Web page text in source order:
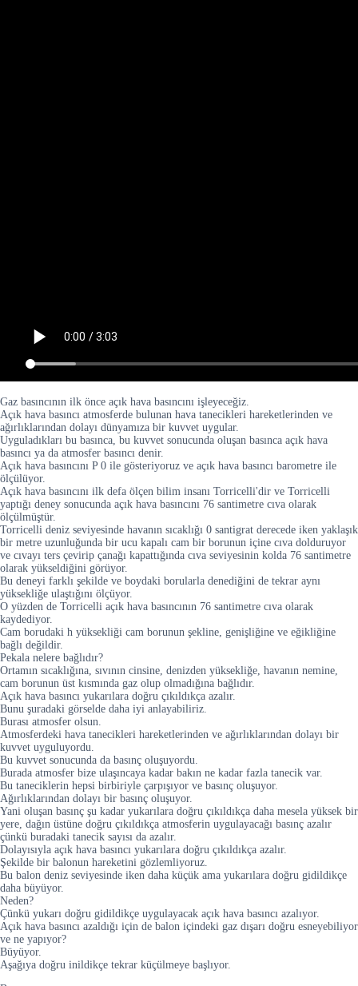
Gaz basıncının ilk önce açık hava basıncını işleyeceğiz.
Açık hava basıncı atmosferde bulunan hava tanecikleri hareketlerinden ve
ağırlıklarından dolayı dünyamıza bir kuvvet uygular.
Uyguladıkları bu basınca, bu kuvvet sonucunda oluşan basınca açık hava
basıncı ya da atmosfer basıncı denir.
Açık hava basıncını P 0 ile gösteriyoruz ve açık hava basıncı barometre ile
ölçülüyor.
Açık hava basıncını ilk defa ölçen bilim insanı Torricelli'dir ve Torricelli
yaptığı deney sonucunda açık hava basıncını 76 santimetre cıva olarak
ölçülmüştür.
Torricelli deniz seviyesinde havanın sıcaklığı 0 santigrat derecede iken yaklaşık
bir metre uzunluğunda bir ucu kapalı cam bir borunun içine cıva dolduruyor
ve cıvayı ters çevirip çanağı kapattığında cıva seviyesinin kolda 76 santimetre
olarak yükseldiğini görüyor.
Bu deneyi farklı şekilde ve boydaki borularla denediğini de tekrar aynı
yüksekliğe ulaştığını ölçüyor.
O yüzden de Torricelli açık hava basıncının 76 santimetre cıva olarak
kaydediyor.
Cam borudaki h yüksekliği cam borunun şekline, genişliğine ve eğikliğine
bağlı değildir.
Pekala nelere bağlıdır?
Ortamın sıcaklığına, sıvının cinsine, denizden yüksekliğe, havanın nemine,
cam borunun üst kısmında gaz olup olmadığına bağlıdır.
Açık hava basıncı yukarılara doğru çıkıldıkça azalır.
Bunu şuradaki görselde daha iyi anlayabiliriz.
Burası atmosfer olsun.
Atmosferdeki hava tanecikleri hareketlerinden ve ağırlıklarından dolayı bir
kuvvet uyguluyordu.
Bu kuvvet sonucunda da basınç oluşuyordu.
Burada atmosfer bize ulaşıncaya kadar bakın ne kadar fazla tanecik var.
Bu taneciklerin hepsi birbiriyle çarpışıyor ve basınç oluşuyor.
Ağırlıklarından dolayı bir basınç oluşuyor.
Yani oluşan basınç şu kadar yukarılara doğru çıkıldıkça daha mesela yüksek bir
yere, dağın üstüne doğru çıkıldıkça atmosferin uygulayacağı basınç azalır
çünkü buradaki tanecik sayısı da azalır.
Dolayısıyla açık hava basıncı yukarılara doğru çıkıldıkça azalır.
Şekilde bir balonun hareketini gözlemliyoruz.
Bu balon deniz seviyesinde iken daha küçük ama yukarılara doğru gidildikçe
daha büyüyor.
Neden?
Çünkü yukarı doğru gidildikçe uygulayacak açık hava basıncı azalıyor.
Açık hava basıncı azaldığı için de balon içindeki gaz dışarı doğru esneyebiliyor
ve ne yapıyor?
Büyüyor.
Aşağıya doğru inildikçe tekrar küçülmeye başlıyor.